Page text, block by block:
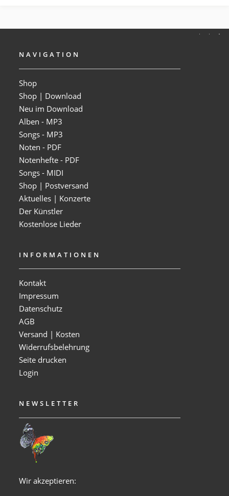
NAVIGATION
Shop
Shop | Download
Neu im Download
Alben - MP3
Songs - MP3
Noten - PDF
Notenhefte - PDF
Songs - MIDI
Shop | Postversand
Aktuelles | Konzerte
Der Künstler
Kostenlose Lieder
INFORMATIONEN
Kontakt
Impressum
Datenschutz
AGB
Versand | Kosten
Widerrufsbelehrung
Seite drucken
Login
NEWSLETTER
Wir akzeptieren: